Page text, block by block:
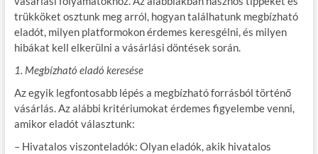
trükköket osztunk meg arról, hogyan találhatunk megbízható
eladót, milyen platformokon érdemes keresgélni, és milyen
hibákat kell elkerülni a vásárlási döntések során.
1. Megbízható eladó keresése
Az egyik legfontosabb lépés a megbízható forrásból történő
vásárlás. Az alábbi kritériumokat érdemes figyelembe venni,
amikor eladót választunk:
– Hivatalos viszonteladók: Olyan eladók, akik hivatalos